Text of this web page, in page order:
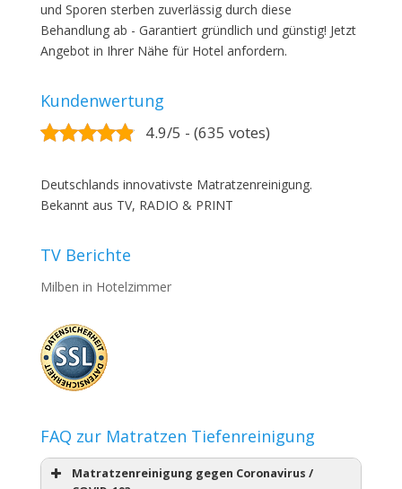
und Sporen sterben zuverlässig durch diese
Behandlung ab - Garantiert gründlich und günstig! Jetzt
Angebot in Ihrer Nähe für Hotel anfordern.
Kundenwertung
4.9/5 - (635 votes)
Deutschlands innovativste Matratzenreinigung.
Bekannt aus TV, RADIO & PRINT
TV Berichte
Milben in Hotelzimmer
FAQ zur Matratzen Tiefenreinigung
Matratzenreinigung gegen Coronavirus /